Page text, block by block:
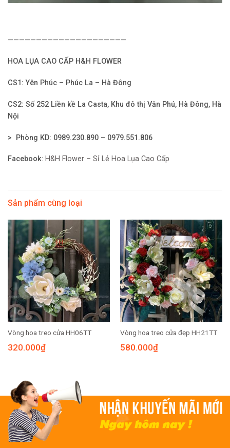
—————————————————————
HOA LỤA CAO CẤP H&H FLOWER
CS1: Yên Phúc – Phúc La – Hà Đông
CS2: Số 252 Liền kề La Casta, Khu đô thị Văn Phú, Hà Đông, Hà
Nội
> Phòng KD: 0989.230.890 – 0979.551.806
Facebook: H&H Flower – Sỉ Lẻ Hoa Lụa Cao Cấp
Sản phẩm cùng loại
Vòng hoa treo cửa HH06TT
320.000₫
Vòng hoa treo cửa đẹp HH21TT
580.000₫